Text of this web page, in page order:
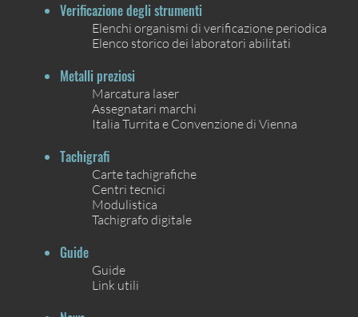
Verificazione degli strumenti
Elenchi organismi di verificazione periodica
Elenco storico dei laboratori abilitati
Metalli preziosi
Marcatura laser
Assegnatari marchi
Italia Turrita e Convenzione di Vienna
Tachigrafi
Carte tachigrafiche
Centri tecnici
Modulistica
Tachigrafo digitale
Guide
Guide
Link utili